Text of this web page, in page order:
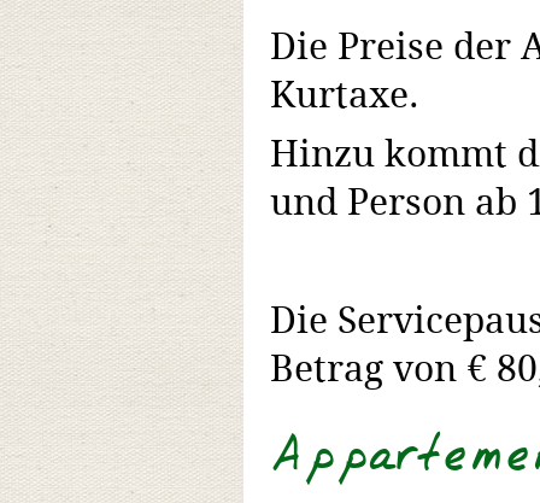
Die Preise der
Kurtaxe.
Hinzu kommt
und Person ab
Die
Betrag von €